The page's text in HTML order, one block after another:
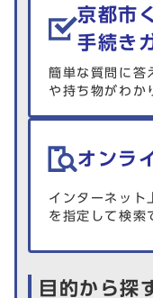
京都市
手続き
簡単な質問に答
や持ち物がわか
オンラ
インターネット
を指定して検索
目的から探